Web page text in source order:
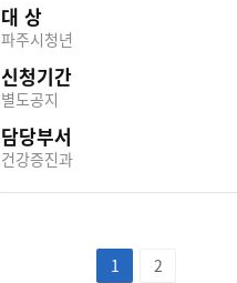
대 상
파주시청년
신청기간
별도공지
담당부서
건강증진과
1 2